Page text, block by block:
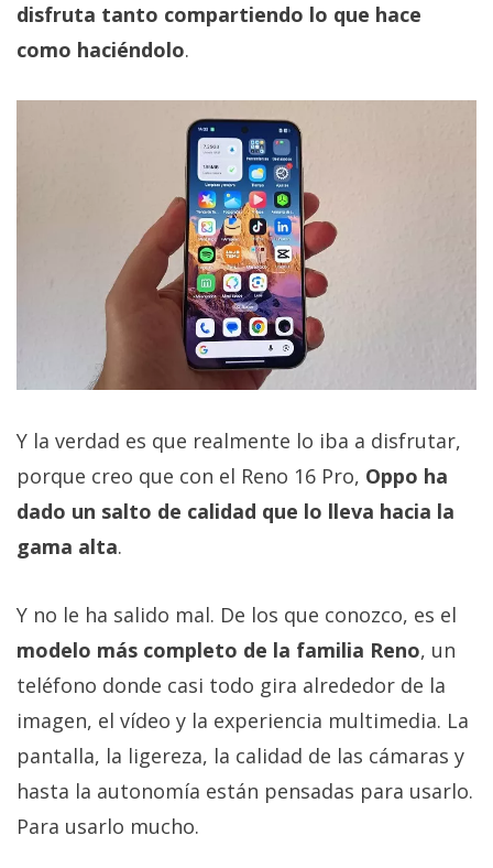
disfruta tanto compartiendo lo que hace
como haciéndolo.
Y la verdad es que realmente lo iba a disfrutar,
porque creo que con el Reno 16 Pro, Oppo ha
dado un salto de calidad que lo lleva hacia la
gama alta.
Y no le ha salido mal. De los que conozco, es el
modelo más completo de la familia Reno, un
teléfono donde casi todo gira alrededor de la
imagen, el vídeo y la experiencia multimedia. La
pantalla, la ligereza, la calidad de las cámaras y
hasta la autonomía están pensadas para usarlo.
Para usarlo mucho.